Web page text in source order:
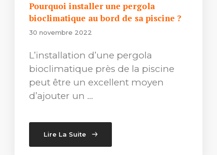
Pourquoi installer une pergola
bioclimatique au bord de sa piscine ?
30 novembre 2022
L’installation d’une pergola
bioclimatique près de la piscine
peut être un excellent moyen
d’ajouter un …
Lire La Suite